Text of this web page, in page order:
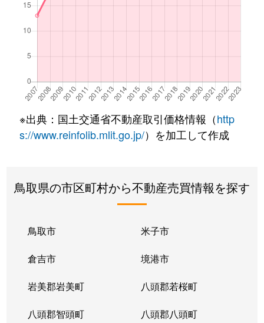
※出典：国土交通省不動産取引価格情報（http
s://www.reinfolib.mlit.go.jp/）を加工して作成
鳥取県の市区町村から不動産売買情報を探す
鳥取市 米子市
倉吉市 境港市
岩美郡岩美町 八頭郡若桜町
八頭郡智頭町 八頭郡八頭町